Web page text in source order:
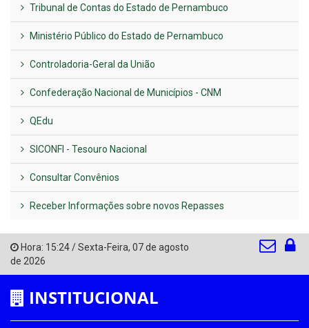
Tribunal de Contas do Estado de Pernambuco
Ministério Público do Estado de Pernambuco
Controladoria-Geral da União
Confederação Nacional de Municípios - CNM
QEdu
SICONFI - Tesouro Nacional
Consultar Convênios
Receber Informações sobre novos Repasses
Hora: 15:24/Sexta-Feira, 07 de agosto
de 2026
INSTITUCIONAL